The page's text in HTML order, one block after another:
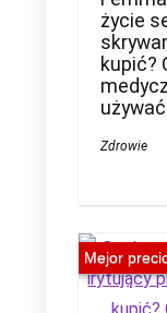
życie
kupić?
Zdrowie
Mejor